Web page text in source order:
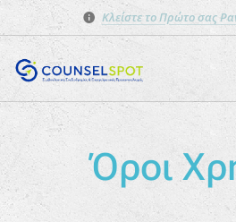
Κλείστε το Πρώτο σας
Όροι